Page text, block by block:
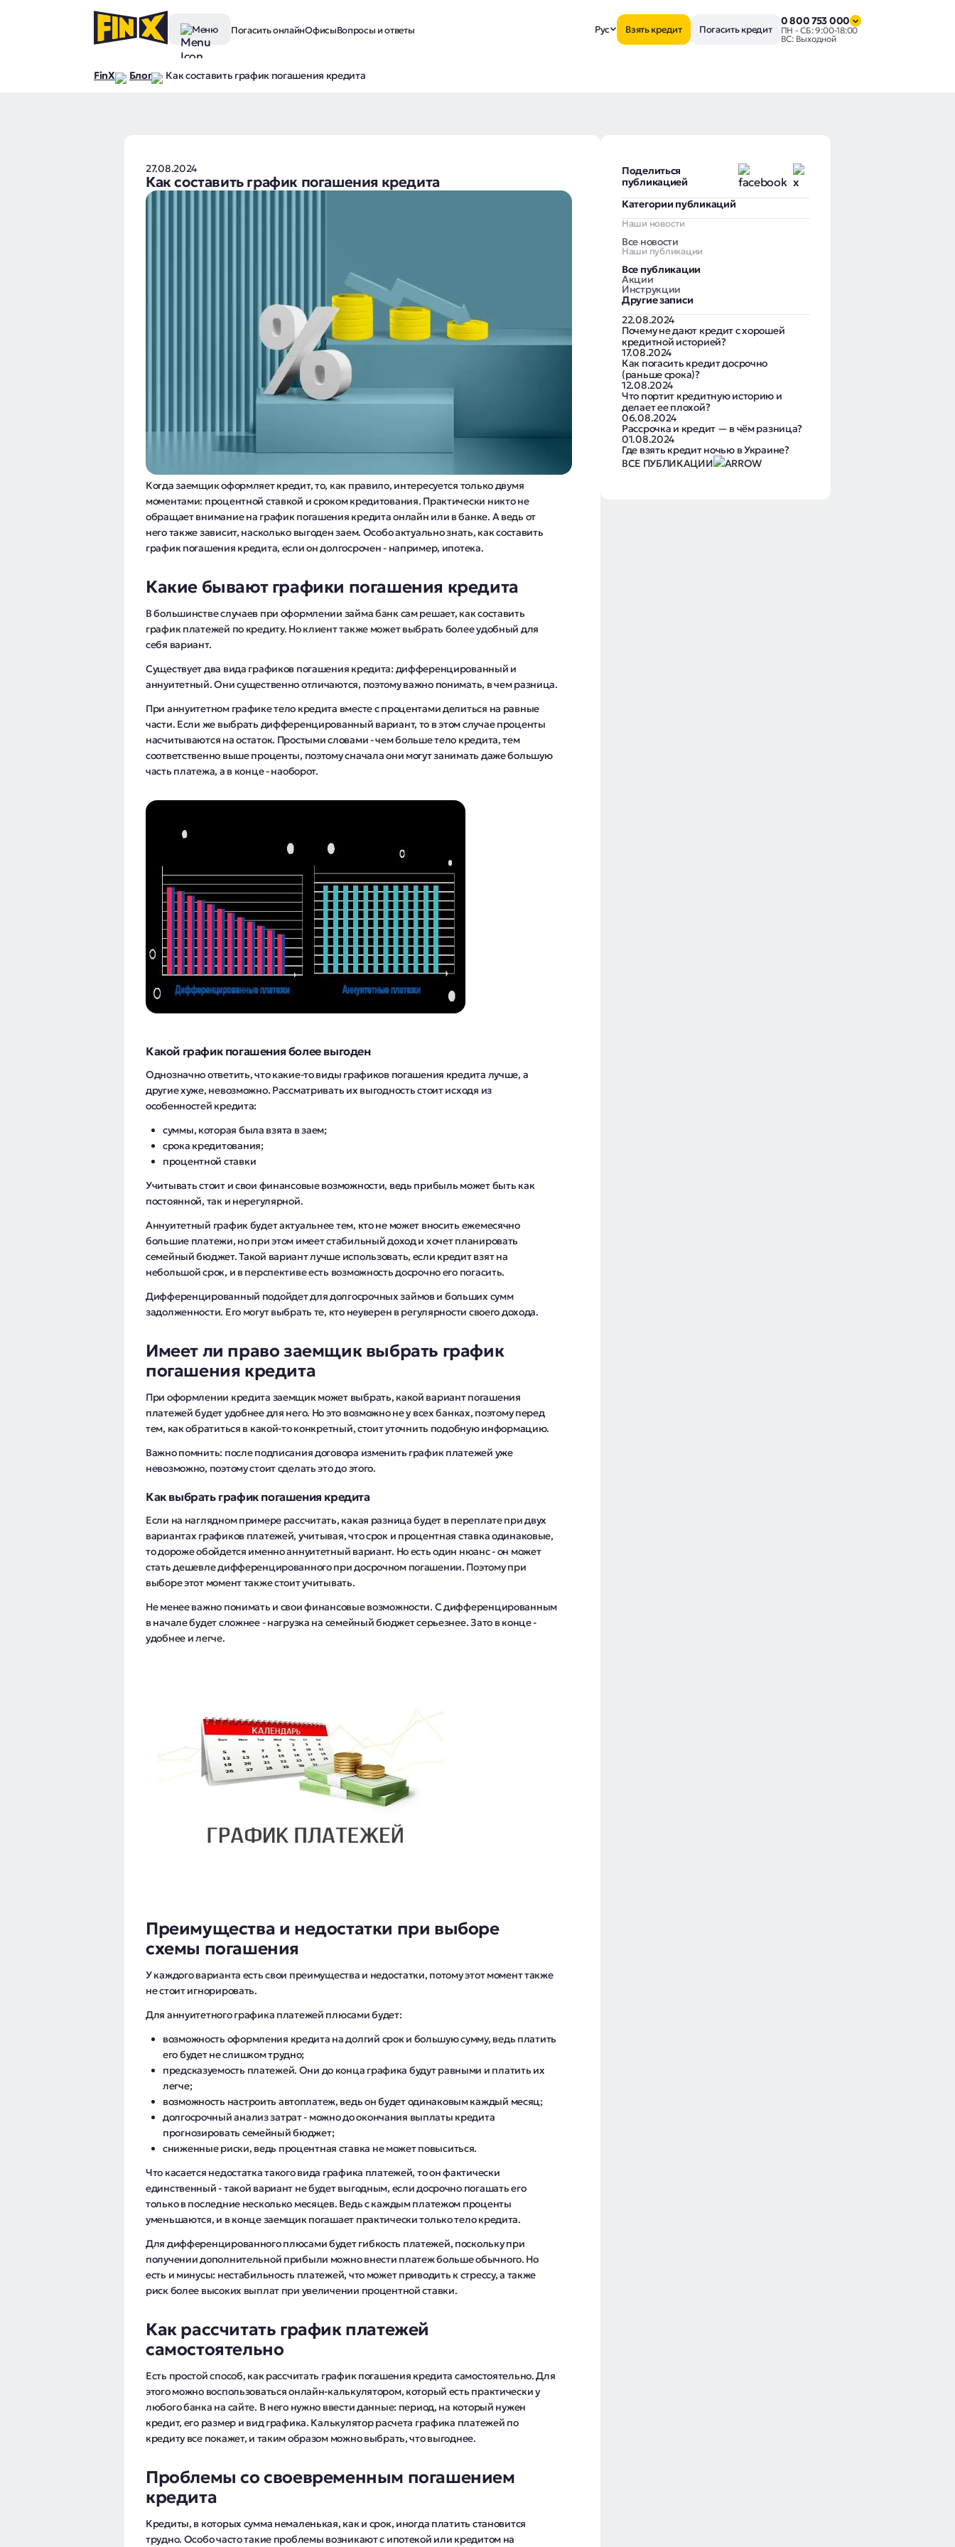
Меню Погасить онлайнОфисыВопросы и ответы Рус Взять кредит Погасить кредит
0 800 753 000
ПН - СБ: 9:00-18:00
ВС: Выходной
FinX Блог Как составить график погашения кредита
27.08.2024
Как составить график погашения кредита
Когда заемщик оформляет кредит, то, как правило, интересуется только двумя
моментами: процентной ставкой и сроком кредитования. Практически никто не
обращает внимание на график погашения кредита онлайн или в банке. А ведь от
него также зависит, насколько выгоден заем. Особо актуально знать, как составить
график погашения кредита, если он долгосрочен - например, ипотека.
Какие бывают графики погашения кредита
В большинстве случаев при оформлении займа банк сам решает, как составить
график платежей по кредиту. Но клиент также может выбрать более удобный для
себя вариант.
Существует два вида графиков погашения кредита: дифференцированный и
аннуитетный. Они существенно отличаются, поэтому важно понимать, в чем разница.
При аннуитетном графике тело кредита вместе с процентами делиться на равные
части. Если же выбрать дифференцированный вариант, то в этом случае проценты
насчитываются на остаток. Простыми словами - чем больше тело кредита, тем
соответственно выше проценты, поэтому сначала они могут занимать даже большую
часть платежа, а в конце - наоборот.
Какой график погашения более выгоден
Однозначно ответить, что какие-то виды графиков погашения кредита лучше, а
другие хуже, невозможно. Рассматривать их выгодность стоит исходя из
особенностей кредита:
суммы, которая была взята в заем;
срока кредитования;
процентной ставки
Учитывать стоит и свои финансовые возможности, ведь прибыль может быть как
постоянной, так и нерегулярной.
Аннуитетный график будет актуальнее тем, кто не может вносить ежемесячно
большие платежи, но при этом имеет стабильный доход и хочет планировать
семейный бюджет. Такой вариант лучше использовать, если кредит взят на
небольшой срок, и в перспективе есть возможность досрочно его погасить.
Дифференцированный подойдет для долгосрочных займов и больших сумм
задолженности. Его могут выбрать те, кто неуверен в регулярности своего дохода.
Имеет ли право заемщик выбрать график
погашения кредита
При оформлении кредита заемщик может выбрать, какой вариант погашения
платежей будет удобнее для него. Но это возможно не у всех банках, поэтому перед
тем, как обратиться в какой-то конкретный, стоит уточнить подобную информацию.
Важно помнить: после подписания договора изменить график платежей уже
невозможно, поэтому стоит сделать это до этого.
Как выбрать график погашения кредита
Если на наглядном примере рассчитать, какая разница будет в переплате при двух
вариантах графиков платежей, учитывая, что срок и процентная ставка одинаковые,
то дороже обойдется именно аннуитетный вариант. Но есть один нюанс - он может
стать дешевле дифференцированного при досрочном погашении. Поэтому при
выборе этот момент также стоит учитывать.
Не менее важно понимать и свои финансовые возможности. С дифференцированным
в начале будет сложнее - нагрузка на семейный бюджет серьезнее. Зато в конце -
удобнее и легче.
Преимущества и недостатки при выборе
схемы погашения
У каждого варианта есть свои преимущества и недостатки, потому этот момент также
не стоит игнорировать.
Для аннуитетного графика платежей плюсами будет:
возможность оформления кредита на долгий срок и большую сумму, ведь платить
его будет не слишком трудно;
предсказуемость платежей. Они до конца графика будут равными и платить их
легче;
возможность настроить автоплатеж, ведь он будет одинаковым каждый месяц;
долгосрочный анализ затрат - можно до окончания выплаты кредита
прогнозировать семейный бюджет;
сниженные риски, ведь процентная ставка не может повыситься.
Что касается недостатка такого вида графика платежей, то он фактически
единственный - такой вариант не будет выгодным, если досрочно погашать его
только в последние несколько месяцев. Ведь с каждым платежом проценты
уменьшаются, и в конце заемщик погашает практически только тело кредита.
Для дифференцированного плюсами будет гибкость платежей, поскольку при
получении дополнительной прибыли можно внести платеж больше обычного. Но
есть и минусы: нестабильность платежей, что может приводить к стрессу, а также
риск более высоких выплат при увеличении процентной ставки.
Как рассчитать график платежей
самостоятельно
Есть простой способ, как рассчитать график погашения кредита самостоятельно. Для
этого можно воспользоваться онлайн-калькулятором, который есть практически у
любого банка на сайте. В него нужно ввести данные: период, на который нужен
кредит, его размер и вид графика. Калькулятор расчета графика платежей по
кредиту все покажет, и таким образом можно выбрать, что выгоднее.
Проблемы со своевременным погашением
кредита
Кредиты, в которых сумма немаленькая, как и срок, иногда платить становится
трудно. Особо часто такие проблемы возникают с ипотекой или кредитом на
Поделиться
публикацией
Категории публикаций
Наши новости
Все новости
Наши публикации
Все публикации
Акции
Инструкции
Другие записи
22.08.2024
Почему не дают кредит с хорошей
кредитной историей?
17.08.2024
Как погасить кредит досрочно
(раньше срока)?
12.08.2024
Что портит кредитную историю и
делает ее плохой?
06.08.2024
Рассрочка и кредит — в чём разница?
01.08.2024
Где взять кредит ночью в Украине?
ВСЕ ПУБЛИКАЦИИ